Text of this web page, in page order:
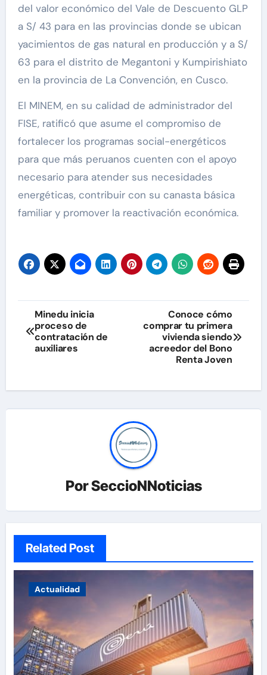
del valor económico del Vale de Descuento GLP
a S/ 43 para en las provincias donde se ubican
yacimientos de gas natural en producción y a S/
63 para el distrito de Megantoni y Kumpirishiato
en la provincia de La Convención, en Cusco.
El MINEM, en su calidad de administrador del
FISE, ratificó que asume el compromiso de
fortalecer los programas social-energéticos
para que más peruanos cuenten con el apoyo
necesario para atender sus necesidades
energéticas, contribuir con su canasta básica
familiar y promover la reactivación económica.
Navegación
de
Minedu inicia
proceso de
contratación de
auxiliares
Conoce cómo
comprar tu primera
vivienda siendo
acreedor del Bono
Renta Joven
PorSeccioNNoticias
Related Post
Actualidad